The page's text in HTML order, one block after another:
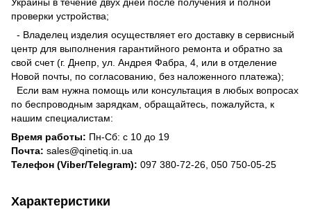
Украины в течение двух дней после получения и полной
проверки устройства;
- Владелец изделия осуществляет его доставку в сервисный
центр для выполнения гарантийного ремонта и обратно за
свой счет (г. Днепр, ул. Андрея Фабра, 4, или в отделение
Новой почты, по согласованию, без наложенного платежа);
Если вам нужна помощь или консультация в любых вопросах
по беспроводным зарядкам, обращайтесь, пожалуйста, к
нашим специалистам:
Время работы: Пн-Сб: с 10 до 19
Почта: sales@qinetiq.in.ua
Телефон (Viber/Telegram): 097 380-72-26, 050 750-05-25
Характеристики